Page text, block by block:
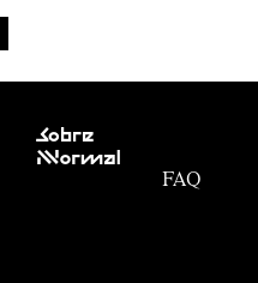
Sobre
Nnormal
FAQ